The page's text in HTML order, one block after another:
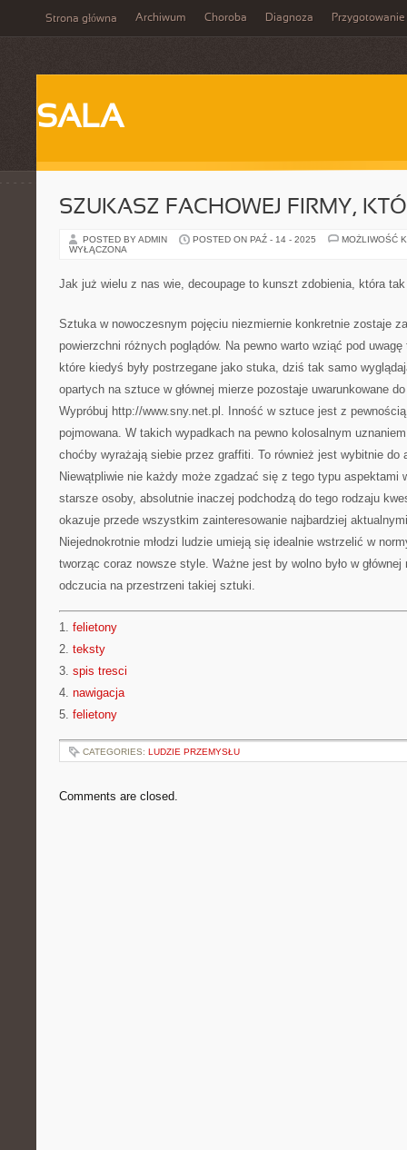
Strona główna Archiwum Choroba Diagnoza Przygotowanie
SALA
SZUKASZ FACHOWEJ FIRMY,
POSTED BY ADMIN POSTED ON PAŹ - 14 - 2025
MOŻLIWOŚĆ
WYŁĄCZONA
Jak już wielu z nas wie, decoupage to kunszt zdobienia, która tak
Sztuka w nowoczesnym pojęciu niezmiernie konkretnie zostaje
powierzchni różnych poglądów. Na pewno warto wziąć pod
które kiedyś były postrzegane jako stuka, dziś tak samo
opartych na sztuce w głównej mierze pozostaje uwarunkowane
Wypróbuj http://www.sny.net.pl. Inność w sztuce jest z pewnością
pojmowana. W takich wypadkach na pewno kolosalnym
choćby wyrażają siebie przez graffiti. To również jest wybitnie do
Niewątpliwie nie każdy może zgadzać się z tego typu aspektami
starsze osoby, absolutnie inaczej podchodzą do tego rodzaju
okazuje przede wszystkim zainteresowanie najbardziej
Niejednokrotnie młodzi ludzie umieją się idealnie wstrzelić w
tworząc coraz nowsze style. Ważne jest by wolno było w
odczucia na przestrzeni takiej sztuki.
1. felietony
2. teksty
3. spis tresci
4. nawigacja
5. felietony
CATEGORIES: LUDZIE PRZEMYSŁU
Comments are closed.